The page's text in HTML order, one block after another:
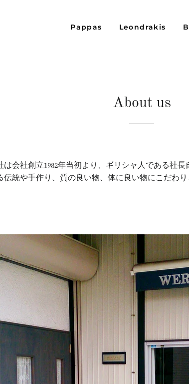
Pappas Leondrakis
About us
は会社創立1982年当初より、ギリシャ人である社
伝統や手作り、質の良い物、体に良い物にこだわ